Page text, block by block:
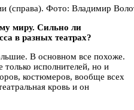
(справа). Фото: Владимир
миру. Сильно ли
в разных театрах?
В основном все похоже.
только исполнителей, но и
костюмеров, вообще всех
кровь и он